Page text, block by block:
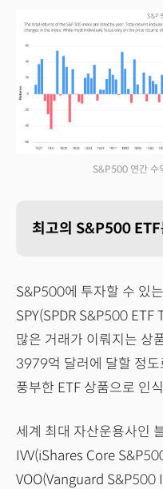
S&P500 연간 수
최고의 S&P500
S&P500에 투자할 수 있
SPY(SPDR S&P500
많은 거래가 이뤄지는 상
3979억 달러에 달할 정도
풍부한 ETF 상품으로 인
세계 최대 자산운용사인
IVV(iShares Core
VOO(Vanguard S&P500